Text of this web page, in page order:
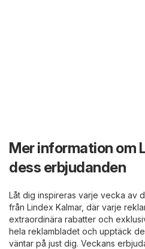
Mer information om
dess erbjudanden
Låt dig inspireras varje vecka av
från Lindex Kalmar, där varje
extraordinära rabatter och
hela reklambladet och upptäck
väntar på just dig. Veckans